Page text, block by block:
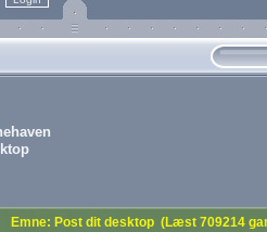
Emne: Post dit desktop (Læst 709214